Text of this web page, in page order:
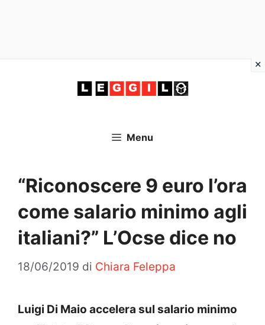
Menu
“Riconoscere 9 euro l’ora
come salario minimo agli
italiani?” L’Ocse dice no
18/06/2019 di Chiara Feleppa
Luigi Di Maio accelera sul salario minimo